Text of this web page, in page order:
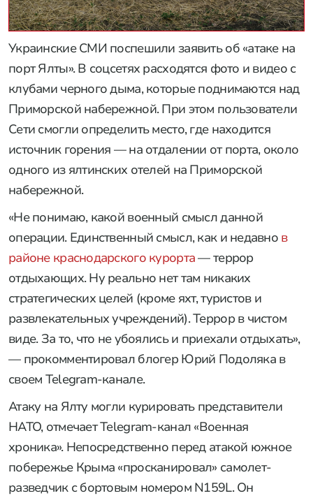
Украинские СМИ поспешили заявить об «атаке на
порт Ялты». В соцсетях расходятся фото и видео с
клубами черного дыма, которые поднимаются над
Приморской набережной. При этом пользователи
Сети смогли определить место, где находится
источник горения — на отдалении от порта, около
одного из ялтинских отелей на Приморской
набережной.
«Не понимаю, какой военный смысл данной
операции. Единственный смысл, как и недавно в
районе краснодарского курорта— террор
отдыхающих. Ну реально нет там никаких
стратегических целей (кроме яхт, туристов и
развлекательных учреждений). Террор в чистом
виде. За то, что не убоялись и приехали отдыхать»,
— прокомментировал блогер Юрий Подоляка в
своем Telegram-канале.
Атаку на Ялту могли курировать представители
НАТО, отмечает Telegram-канал «Военная
хроника». Непосредственно перед атакой южное
побережье Крыма «просканировал» самолет-
разведчик с бортовым номером N159L. Он